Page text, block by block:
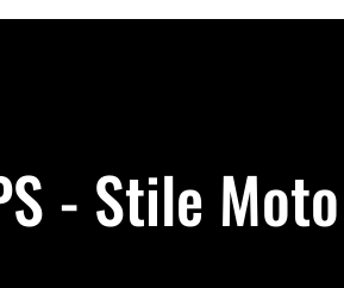
- Stile Moto